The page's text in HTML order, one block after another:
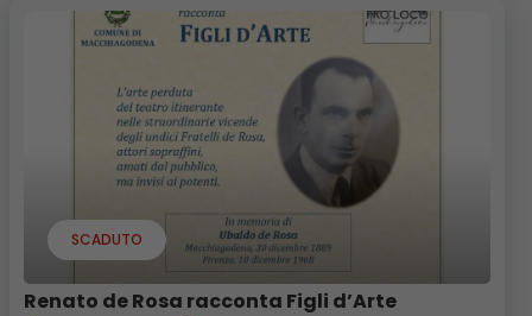
SCADUTO
Renato de Rosa racconta Figli d’Arte